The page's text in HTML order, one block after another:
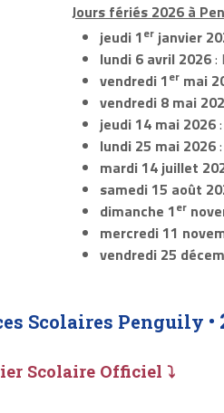
Jours fériés 2026 à
jeudi 1erjanvier
lundi 6 avril 2026:
vendredi 1ermai
vendredi 8 mai
jeudi 14 mai 2026:
lundi 25 mai 2026:
mardi 14 juillet
samedi 15 août
dimanche 1er
mercredi 11
vendredi 25
Scolaires Penguily •
Scolaire Officiel ⤵